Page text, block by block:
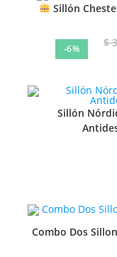
-6%
Sillón
$
Sillón
Combo Dos